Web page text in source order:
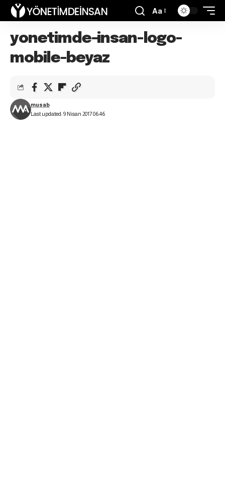
Aa
yonetimde-insan-logo-
mobile-beyaz
Last updated: 9 Nisan 2017 06:46
musab